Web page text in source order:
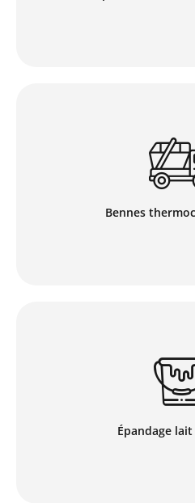
Bennes
Pour le transport de vos
nécessitant une
Environnement dispose de
mises en location avec
Épandage
Pour la propreté de vos
notre entreprise vous
d’épandage de lait de
goudronnages, cette
couche de collage et ainsi